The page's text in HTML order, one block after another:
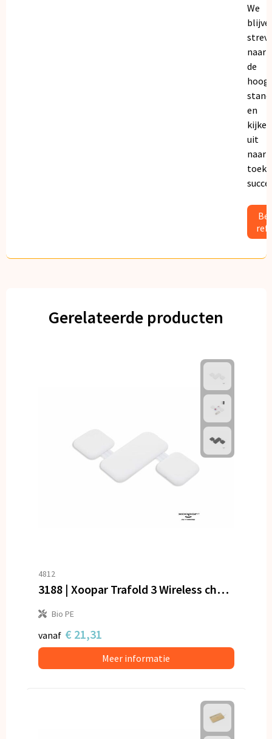
We
naar
de
en
kijken
uit
naar
Gerelateerde producten
4812
3188 | Xoopar Trafold 3 Wireless charger 15W
Bio PE
vanaf € 21,31
Meer informatie